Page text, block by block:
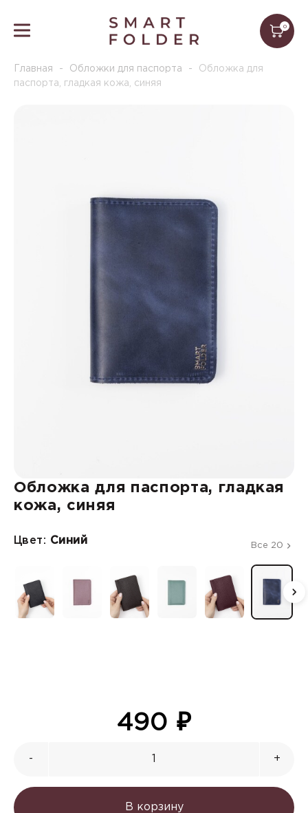
0
Главная - Обложки для паспорта -
Обложка для
паспорта, гладкая кожа, синяя
Обложка для паспорта, гладкая
кожа, синяя
Цвет: Синий Все 20
490 ₽
+
-
В корзину